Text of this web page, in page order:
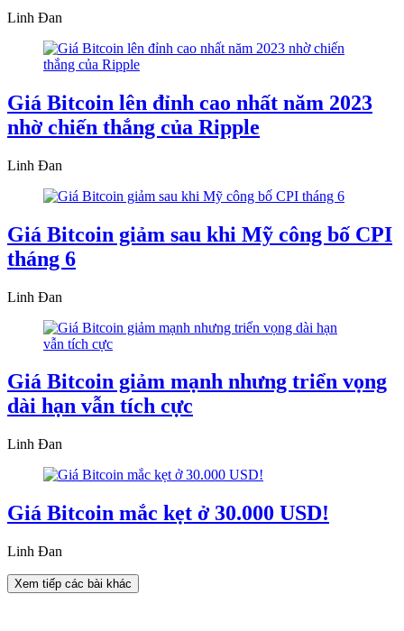
Linh Đan
Giá Bitcoin lên đỉnh cao nhất năm 2023
nhờ chiến thắng của Ripple
Linh Đan
Giá Bitcoin giảm sau khi Mỹ công bố CPI
tháng 6
Linh Đan
Giá Bitcoin giảm mạnh nhưng triển vọng
dài hạn vẫn tích cực
Linh Đan
Giá Bitcoin mắc kẹt ở 30.000 USD!
Linh Đan
Xem tiếp các bài khác